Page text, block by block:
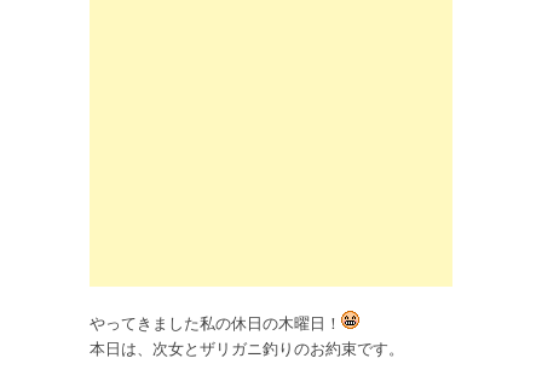
やってきました私の休日の木曜日！
本日は、次女とザリガニ釣りのお約束です。